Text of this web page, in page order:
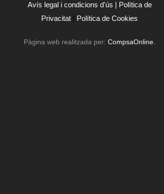
Avís legal i condicions d'ús | Política de
Privacitat | Política de Cookies
Pàgina web realitzada per:CompsaOnline.